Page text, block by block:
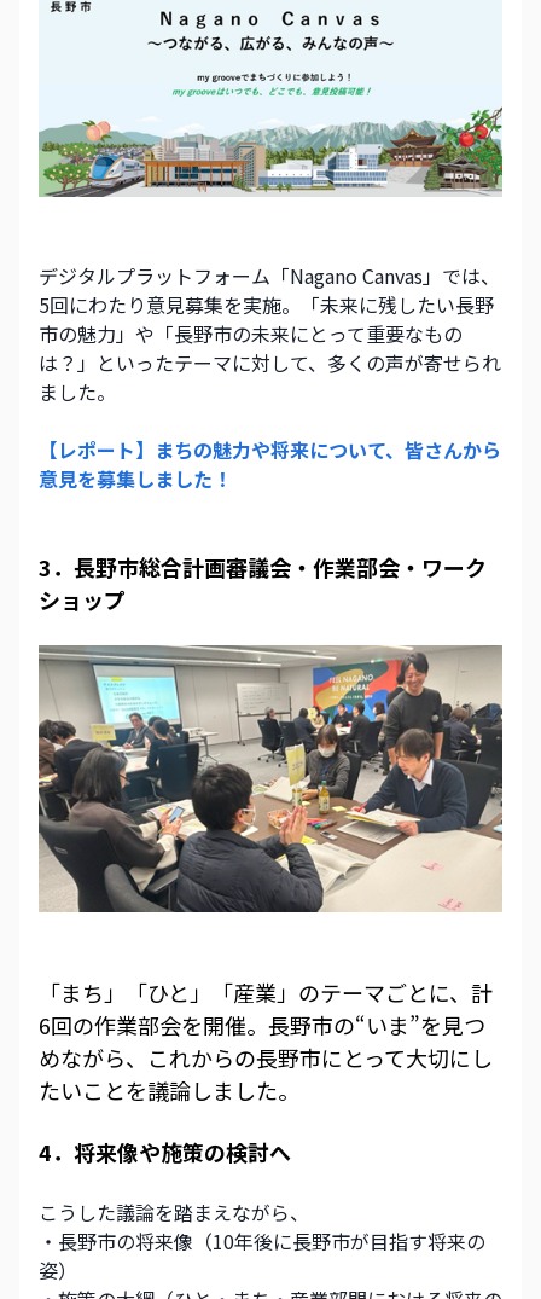
デジタルプラットフォーム「Nagano Canvas」では、
5回にわたり意見募集を実施。「未来に残したい長野
市の魅力」や「長野市の未来にとって重要なもの
は？」といったテーマに対して、多くの声が寄せられ
ました。
【レポート】まちの魅力や将来について、皆さんから
意見を募集しました！
3．長野市総合計画審議会・作業部会・ワーク
ショップ
「まち」「ひと」「産業」のテーマごとに、計
6回の作業部会を開催。長野市の“いま”を見つ
めながら、これからの長野市にとって大切にし
たいことを議論しました。
4．将来像や施策の検討へ
こうした議論を踏まえながら、
・長野市の将来像（10年後に長野市が目指す将来の
姿）